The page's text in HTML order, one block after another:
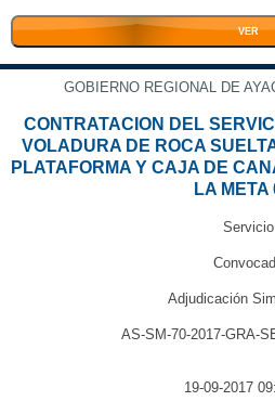
VER
GOBIERNO REGIONAL DE
CONTRATACION DEL
VOLADURA DE ROCA
PLATAFORMA Y CAJA DE
LA META
Servicio
Adjudicación
AS-SM-70-2017-GRA-
19-09-2017